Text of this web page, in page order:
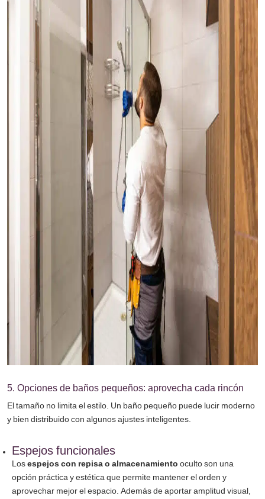
5. Opciones de baños pequeños: aprovecha cada rincón
El tamaño no limita el estilo. Un baño pequeño puede lucir moderno
y bien distribuido con algunos ajustes inteligentes.
Espejos funcionales
Losespejos con repisa o almacenamiento oculto son una
opción práctica y estética que permite mantener el orden y
aprovechar mejor el espacio. Además de aportar amplitud visual,